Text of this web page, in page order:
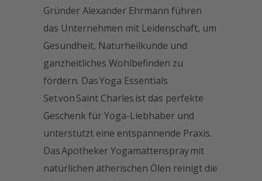
Gründer Alexander Ehrmann führen
das Unternehmen mit Leidenschaft, um
Gesundheit, Naturheilkunde und
ganzheitliches Wohlbefinden zu
fördern. Das Yoga Essentials
Set von Saint Charles ist das perfekte
Geschenk für Yoga-Liebhaber und
unterstützt eine entspannende Praxis.
Das Apotheker Yogamattenspray mit
natürlichen ätherischen Ölen reinigt die